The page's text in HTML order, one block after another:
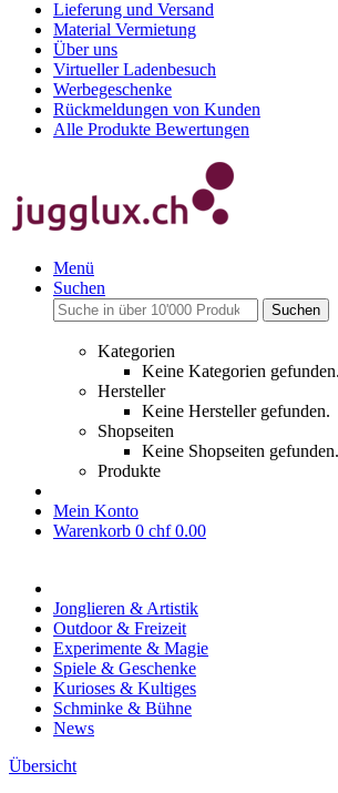
Lieferung und Versand
Material Vermietung
Über uns
Virtueller Ladenbesuch
Werbegeschenke
Rückmeldungen von Kunden
Alle Produkte Bewertungen
Menü
Suchen
Suchen
Kategorien
Keine Kategorien gefunden.
Hersteller
Keine Hersteller gefunden.
Shopseiten
Keine Shopseiten gefunden.
Produkte
Mein Konto
Warenkorb 0 chf 0.00
Jonglieren & Artistik
Outdoor & Freizeit
Experimente & Magie
Spiele & Geschenke
Kurioses & Kultiges
Schminke & Bühne
News
Übersicht